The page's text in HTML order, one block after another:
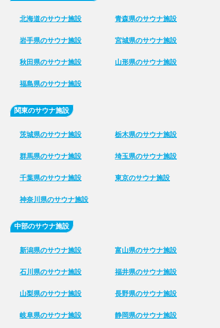
北海道のサウナ施設 青森県のサウナ施設
岩手県のサウナ施設 宮城県のサウナ施設
秋田県のサウナ施設 山形県のサウナ施設
福島県のサウナ施設
関東のサウナ施設
茨城県のサウナ施設 栃木県のサウナ施設
群馬県のサウナ施設 埼玉県のサウナ施設
千葉県のサウナ施設 東京のサウナ施設
神奈川県のサウナ施設
中部のサウナ施設
新潟県のサウナ施設 富山県のサウナ施設
石川県のサウナ施設 福井県のサウナ施設
山梨県のサウナ施設 長野県のサウナ施設
岐阜県のサウナ施設 静岡県のサウナ施設